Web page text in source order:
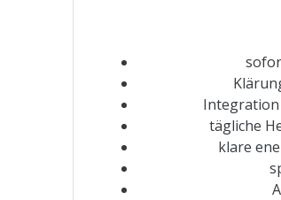
Integration
tägliche
klare